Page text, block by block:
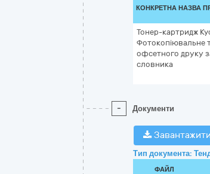
КОНКРЕТНА НАЗВА
Тонер-картридж
Фотокопіювальне
офсетного друку
словника
- Документи
Тип документа:
ФАЙЛ